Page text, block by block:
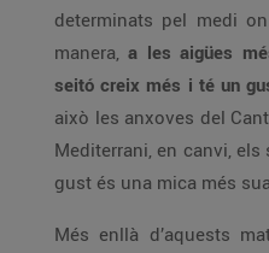
determinats pel medi
manera, a les aigües
seitó creix més i té un
això les anxoves del
Mediterrani, en canvi,
gust és una mica més
Més enllà d’aquests